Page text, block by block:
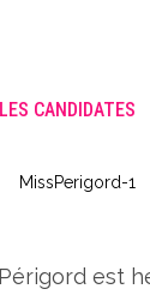
LES CANDIDATES
est